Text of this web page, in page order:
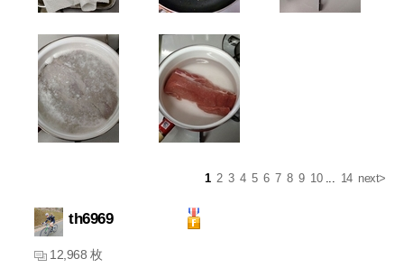
1 2 3 4 5 6 7 8 9 10... 14 next>
th6969
12,968 枚